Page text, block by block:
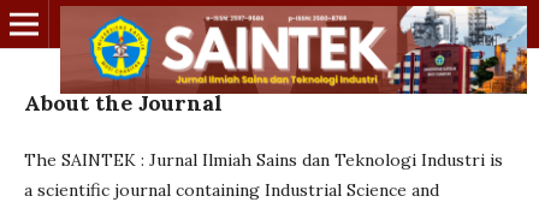
About the Journal
The SAINTEK : Jurnal Ilmiah Sains dan Teknologi Industri is
a scientific journal containing Industrial Science and